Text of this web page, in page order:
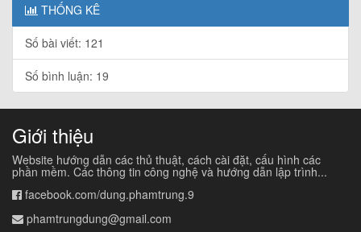
THỐNG KÊ
Số bài viết: 121
Số bình luận: 19
Giới thiệu
Website hướng dẫn các thủ thuật, cách cài đặt, cấu hình các
phần mềm. Các thông tin công nghệ và hướng dẫn lập trình...
facebook.com/dung.phamtrung.9
phamtrungdung@gmail.com